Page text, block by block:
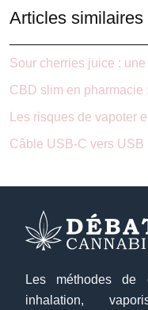
Articles similaires
Sour cherries juice :
CBD slim en
Les risques de vapoter
Câble USB-C vers
Les méthodes de
inhalation,